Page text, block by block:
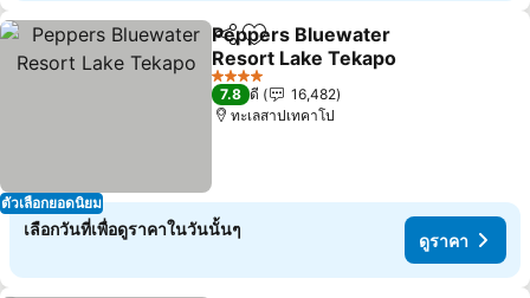
ตัวเลือกยอดนิยม
แชร์ เพิ่มในรายการโปรด
Peppers Bluewater
Resort Lake Tekapo
ดูราคา
4 ดาว
7.8 ดี
16,482
ทะเลสาปเทคาโป
เลือกวันที่เพื่อดูราคาในวันนั้นๆ
ดูราคา